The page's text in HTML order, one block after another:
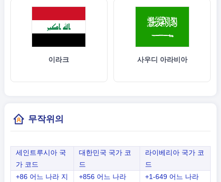
이라크 사우디 아라비아
무작위의
세인트루시아 국
가 코드
대한민국 국가 코
드
라이베리아 국가 코
드
+86 어느 나라 지
+856 어느 나라
+1-649 어느 나라